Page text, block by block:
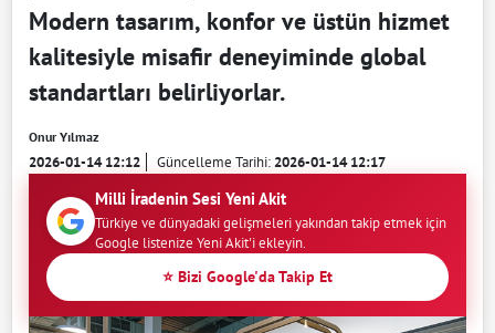
Modern tasarım, konfor ve üstün hizmet
kalitesiyle misafir deneyiminde global
standartları belirliyorlar.
Onur Yılmaz
2026-01-14 12:12 Güncelleme Tarihi:2026-01-14 12:17
Milli İradenin Sesi Yeni Akit
Türkiye ve dünyadaki gelişmeleri yakından takip etmek için
Google listenize Yeni Akit'i ekleyin.
⭐ Bizi Google'da Takip Et